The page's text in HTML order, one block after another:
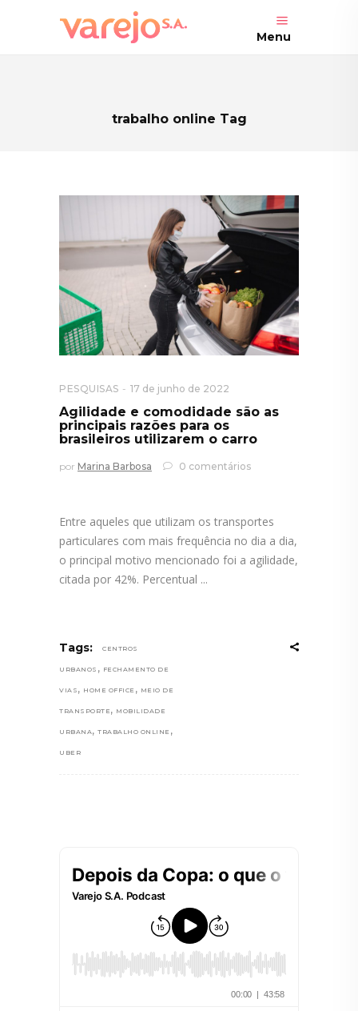
Menu
trabalho online Tag
PESQUISAS 17 de junho de 2022
Agilidade e comodidade são as
principais razões para os
brasileiros utilizarem o carro
por Marina Barbosa 0 comentários
Entre aqueles que utilizam os transportes
particulares com mais frequência no dia a dia,
o principal motivo mencionado foi a agilidade,
citada por 42%. Percentual
Tags: CENTROS
URBANOS , FECHAMENTO DE
VIAS , HOME OFFICE , MEIO DE
TRANSPORTE , MOBILIDADE
URBANA , TRABALHO ONLINE ,
UBER